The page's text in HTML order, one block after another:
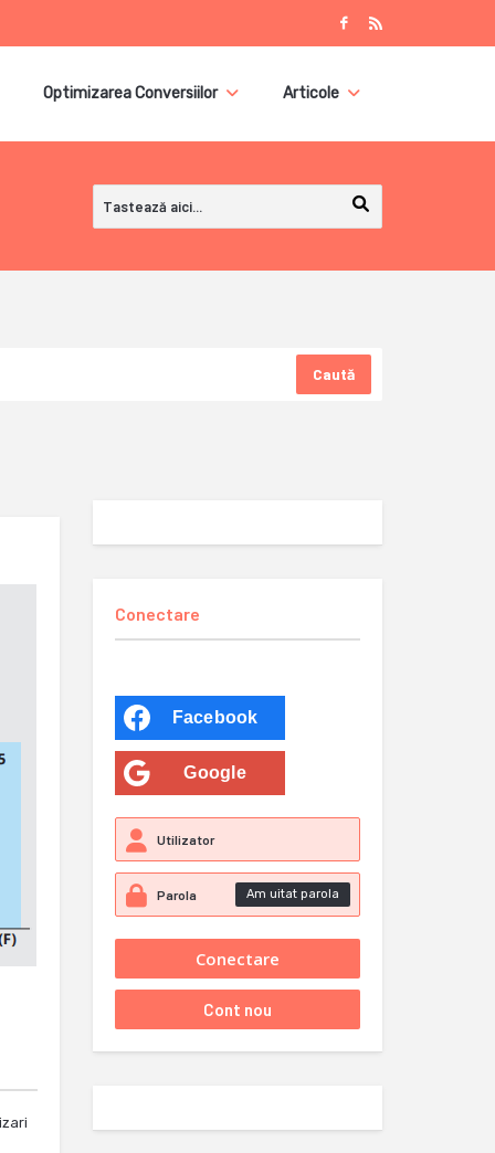
Optimizarea Conversiilor Articole
Caută
Conectare
Facebook
Google
Am uitat parola